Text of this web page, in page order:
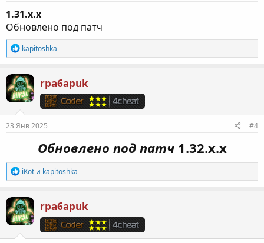
1.31.х.х
Обновлено под патч
Р
е
а
к
ц
и
и
:
kapitoshka
rpa6apuk
23 Янв 2025 #4
Обновлено под патч1.32.х.х
Р
е
а
к
ц
и
и
:
iKot и kapitoshka
rpa6apuk